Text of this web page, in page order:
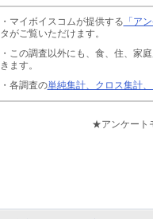
・マイボイスコムが提供する 「ア
タがご覧いただけます。
・この調査以外にも、食、住、家
きます。
・各調査の単純集計、クロス集計
★アンケート